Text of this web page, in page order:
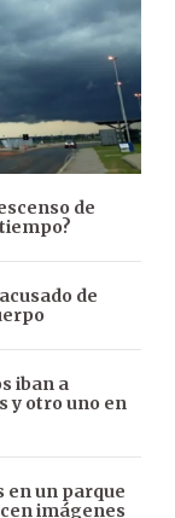
de
de
iban a
y otro uno en
en un parque
imágenes